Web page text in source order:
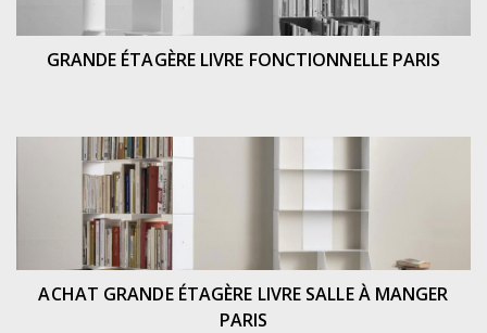
GRANDE ÉTAGÈRE LIVRE FONCTIONNELLE PARIS
ACHAT GRANDE ÉTAGÈRE LIVRE SALLE À MANGER
PARIS